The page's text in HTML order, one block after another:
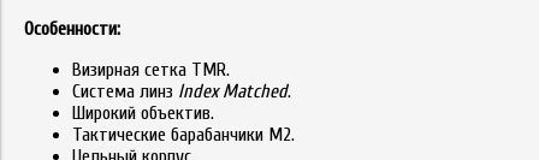
Особенности:
Визирная сетка TMR.
Система линз Index Matched.
Широкий объектив.
Тактические барабанчики M2.